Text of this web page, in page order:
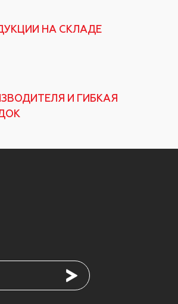
НА СКЛАДЕ
И ГИБКАЯ
Подписаться